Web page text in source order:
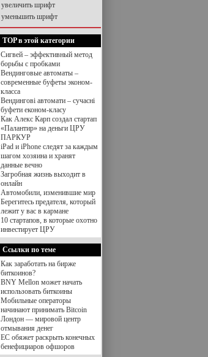
увеличить шрифт
уменьшить шрифт
TOP в этой категории
Сигвей – эффективный метод
борьбы с пробками
Вендинговые автоматы –
современные буфеты эконом-
класса
Вендингові автомати – сучасні
буфети економ-класу
Как Алекс Карп создал стартап
«Палантир» на деньги ЦРУ
ПАРКУР
iPad и iPhone следят за каждым
шагом хозяина и хранят
данные вечно
Загробная жизнь выходит в
онлайн
Автомобили, изменившие мир
Берегитесь предателя, который
лежит у вас в кармане
10 стартапов, в которые охотно
инвестирует ЦРУ
Ссылки по теме
Как заработать на бирже
биткоинов?
BNY Mellon может начать
использовать биткоины
Мобильные операторы
начинают принимать Bitcoin
Лондон — мировой центр
отмывания денег
ЕС обяжет раскрыть конечных
бенефициаров офшоров